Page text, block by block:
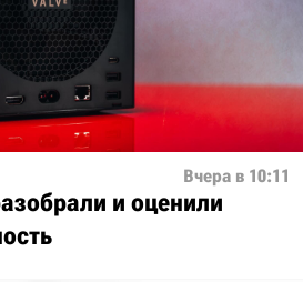
Вчера в 10:11
и оценили